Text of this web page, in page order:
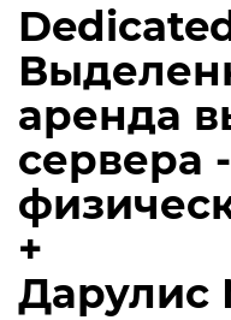
аренда
сервера
+
Дарулис